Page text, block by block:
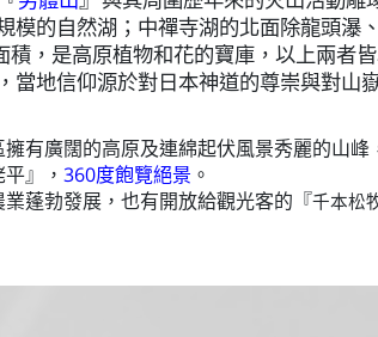
模的自然湖； 中禪寺湖的北面除龍頭瀑
積，是高原植物和花的寶庫， 以上兩者
當地信仰源於對日本神道的尊崇與對山
有廣闊的高原及連綿起伏風景秀麗的山
平』 ， 360度飽覽絕景 。
蓬勃發展，也有開放給觀光客的 『千本松